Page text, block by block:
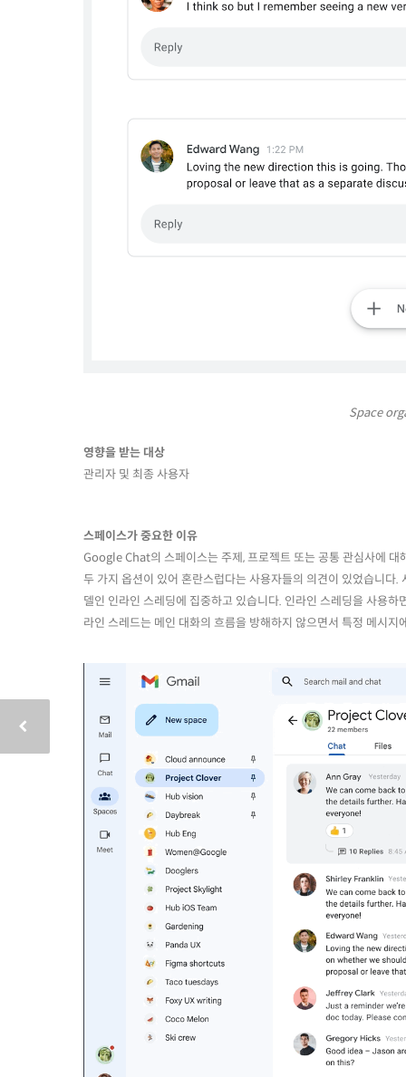
Space
영향을 받는 대상
관리자 및 최종 사용자
스페이스가 중요한 이유
Google Chat의 스페이스는 주제, 프로젝트 또는 공통 관심사에
두 가지 옵션이 있어 혼란스럽다는 사용자들의 의견이 있었습니다
델인 인라인 스레딩에 집중하고 있습니다. 인라인 스레딩을 사용
라인 스레드는 메인 대화의 흐름을 방해하지 않으면서 특정 메시